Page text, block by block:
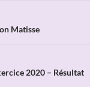
Matisse
2020 – Résultat